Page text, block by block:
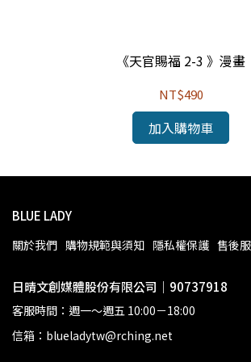
《天官賜福 2-3 》漫畫
NT$490
加入購物車
BLUE LADY
關於我們 購物規範與須知 隱私權保護 售後
日晴文創媒體股份有限公司｜90737918
客服時間：週一～週五 10:00－18:00
信箱：blueladytw@rching.net